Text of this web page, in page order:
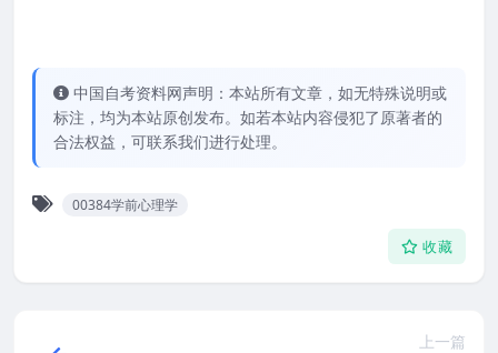
中国自考资料网声明：本站所有文章，如无特殊说明或
标注，均为本站原创发布。如若本站内容侵犯了原著者的
合法权益，可联系我们进行处理。
00384学前心理学
收藏
上一篇